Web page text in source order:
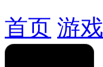
首页 游戏